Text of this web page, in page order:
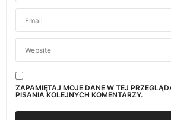
ZAPAMIĘTAJ MOJE DANE W TEJ
PISANIA KOLEJNYCH KOMENTARZY.